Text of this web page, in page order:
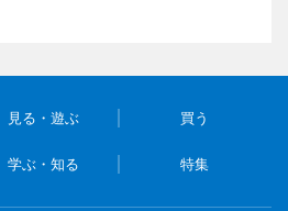
見る・遊ぶ 買う
学ぶ・知る 特集